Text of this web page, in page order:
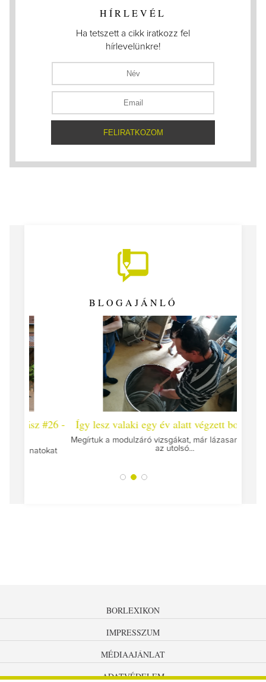
HÍRLEVÉL
Ha tetszett a cikk iratkozz fel
hírlevelünkre!
BLOGAJÁNLÓ
Így lesz valaki egy év alatt végzett borász #25
Megírtuk a modulzáró vizsgákat, már lázasan készülünk
BORLEXIKON
IMPRESSZUM
MÉDIAAJÁNLAT
ADATVÉDELEM